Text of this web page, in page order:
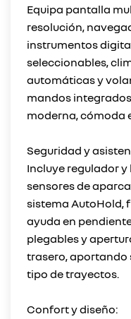
Equipa pantalla
resolución,
instrumentos
seleccionables,
automáticas y
mandos
moderna, cómoda
Seguridad y
Incluye regulador
sensores de
sistema AutoHold,
ayuda en
plegables y
trasero, aportando
tipo de trayectos.
Confort y diseño: